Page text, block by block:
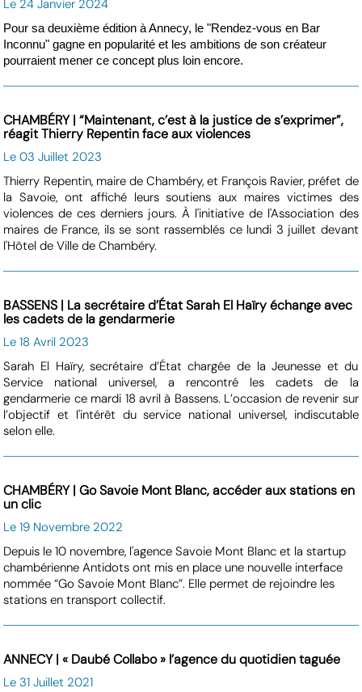
Le 24 Janvier 2024
Pour sa deuxième édition à Annecy, le "Rendez-vous en Bar
Inconnu" gagne en popularité et les ambitions de son créateur
pourraient mener ce concept plus loin encore.
CHAMBÉRY | “Maintenant, c’est à la justice de s’exprimer”,
réagit Thierry Repentin face aux violences
Le 03 Juillet 2023
Thierry Repentin, maire de Chambéry, et François Ravier, préfet de
la Savoie, ont affiché leurs soutiens aux maires victimes des
violences de ces derniers jours. À l'initiative de l'Association des
maires de France, ils se sont rassemblés ce lundi 3 juillet devant
l'Hôtel de Ville de Chambéry.
BASSENS | La secrétaire d’État Sarah El Haïry échange avec
les cadets de la gendarmerie
Le 18 Avril 2023
Sarah El Haïry, secrétaire d’État chargée de la Jeunesse et du
Service national universel, a rencontré les cadets de la
gendarmerie ce mardi 18 avril à Bassens. L’occasion de revenir sur
l’objectif et l'intérêt du service national universel, indiscutable
selon elle.
CHAMBÉRY | Go Savoie Mont Blanc, accéder aux stations en
un clic
Le 19 Novembre 2022
Depuis le 10 novembre, l'agence Savoie Mont Blanc et la startup
chambérienne Antidots ont mis en place une nouvelle interface
nommée “Go Savoie Mont Blanc”. Elle permet de rejoindre les
stations en transport collectif.
ANNECY | « Daubé Collabo » l’agence du quotidien taguée
Le 31 Juillet 2021